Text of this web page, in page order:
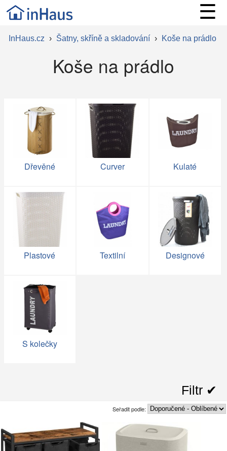
☰
InHaus.cz › Šatny, skříně a skladování › Koše na prádlo
Koše na prádlo
Dřevěné Curver Kulaté
Plastové Textilní Designové
S kolečky
Filtr ✔︎
Seřadit podle: